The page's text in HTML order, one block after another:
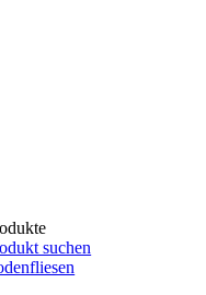
suchen